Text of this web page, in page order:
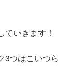
ていきます！
3つはこいつら